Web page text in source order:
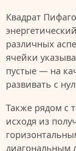
Квадрат
различных
ячейки
пустые — на
развивать с
Также рядом с
исходя из
диагональным